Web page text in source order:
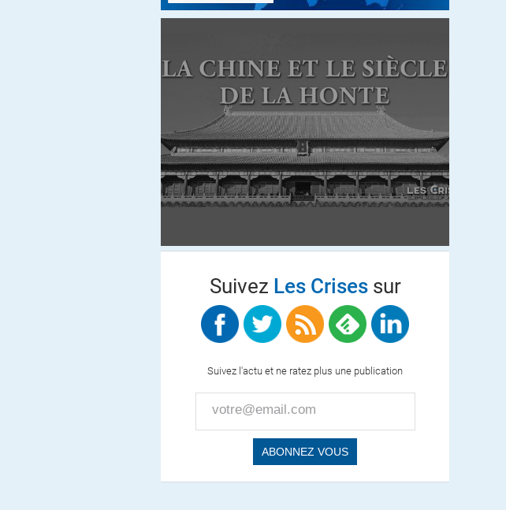
Suivez Les Crisessur
Suivez l'actu et ne ratez plus une publication